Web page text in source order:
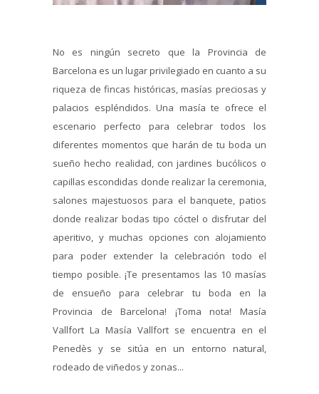
No es ningún secreto que la Provincia de
Barcelona es un lugar privilegiado en cuanto a su
riqueza de fincas históricas, masías preciosas y
palacios espléndidos. Una masía te ofrece el
escenario perfecto para celebrar todos los
diferentes momentos que harán de tu boda un
sueño hecho realidad, con jardines bucólicos o
capillas escondidas donde realizar la ceremonia,
salones majestuosos para el banquete, patios
donde realizar bodas tipo cóctel o disfrutar del
aperitivo, y muchas opciones con alojamiento
para poder extender la celebración todo el
tiempo posible. ¡Te presentamos las 10 masías
de ensueño para celebrar tu boda en la
Provincia de Barcelona! ¡Toma nota! Masía
Vallfort La Masía Vallfort se encuentra en el
Penedès y se sitúa en un entorno natural,
rodeado de viñedos y zonas...